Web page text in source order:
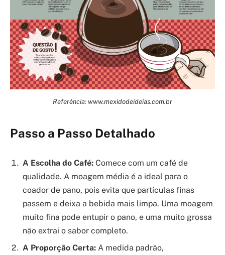
Referência: www.mexidodeideias.com.br
Passo a Passo Detalhado
A Escolha do Café: Comece com um café de
qualidade. A moagem média é a ideal para o
coador de pano, pois evita que partículas finas
passem e deixa a bebida mais limpa. Uma moagem
muito fina pode entupir o pano, e uma muito grossa
não extrai o sabor completo.
A Proporção Certa: A medida padrão,